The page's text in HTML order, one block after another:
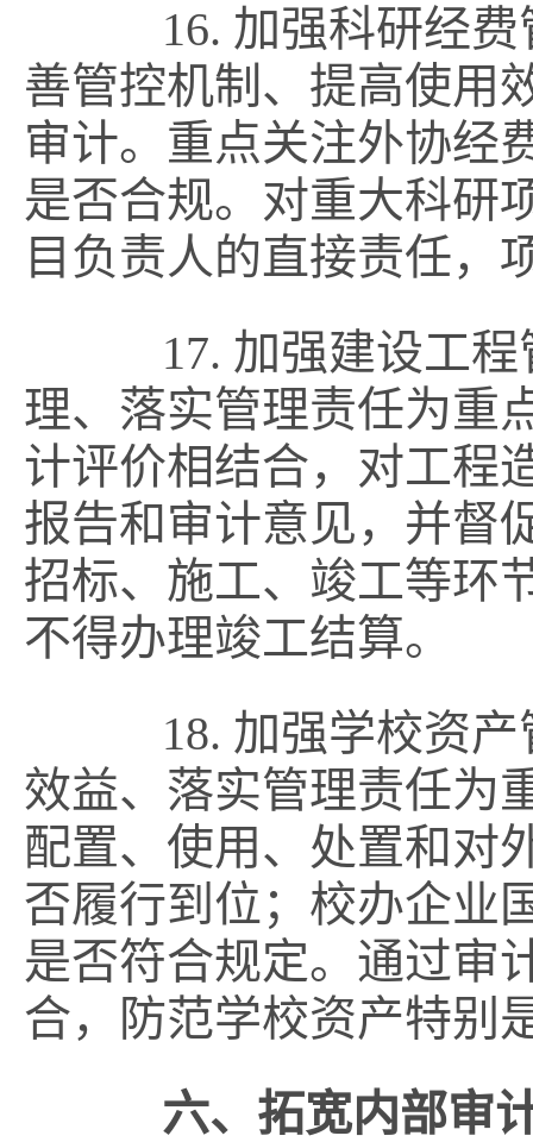
16. 加强科研经费
善管控机制、提高使用
审计。重点关注外协经
是否合规。对重大科研
目负责人的直接责任，
17. 加强建设工程
理、落实管理责任为重
计评价相结合，对工程
报告和审计意见，并督
招标、施工、竣工等环
不得办理竣工结算。
18. 加强学校资产
效益、落实管理责任为
配置、使用、处置和对
否履行到位；校办企业
是否符合规定。通过审
合，防范学校资产特别
六、拓宽内部审